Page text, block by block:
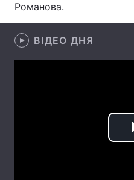
Інтерв'ю
Архів
Романова.
ВІДЕО ДНЯ